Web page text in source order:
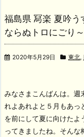
福島県 冩楽 夏吟う
ならぬトロにごり～
2020年5月29日 東北,
みなさまこんばんは。週
れよあれよと５月もあっ
を前にして夏に向けたよ
ってきましたね。 そんな